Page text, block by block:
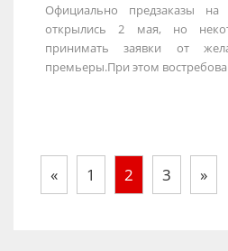
Официально предзаказы на
открылись 2 мая, но
принимать заявки от
премьеры.При этом
« 1 2 3 »